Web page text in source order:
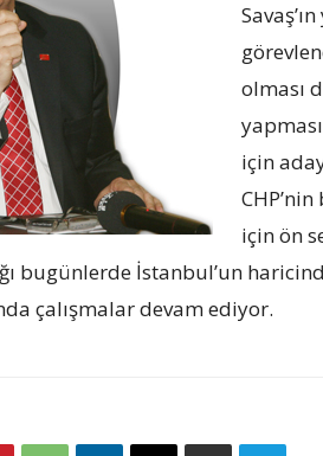
olması
için
için ön
bugünlerde İstanbul’un
çalışmalar devam ediyor.